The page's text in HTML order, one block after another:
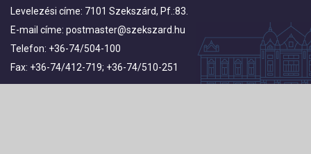
Levelezési címe: 7101 Szekszárd, Pf.:83.
E-mail címe: postmaster@szekszard.hu
Telefon: +36-74/504-100
Fax: +36-74/412-719; +36-74/510-251